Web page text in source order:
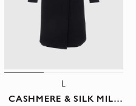
L
CASHMERE & SILK MILANO